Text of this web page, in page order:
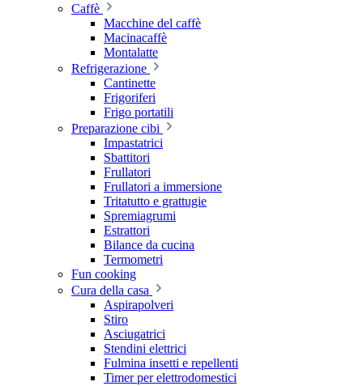
Caffè
Macchine del caffè
Macinacaffè
Montalatte
Refrigerazione
Cantinette
Frigoriferi
Frigo portatili
Preparazione cibi
Impastatrici
Sbattitori
Frullatori
Frullatori a immersione
Tritatutto e grattugie
Spremiagrumi
Estrattori
Bilance da cucina
Termometri
Fun cooking
Cura della casa
Aspirapolveri
Stiro
Asciugatrici
Stendini elettrici
Fulmina insetti e repellenti
Timer per elettrodomestici